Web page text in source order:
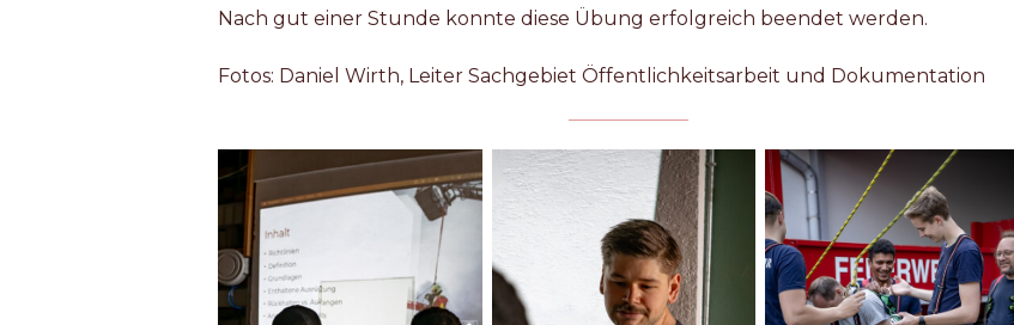
Nach gut einer Stunde konnte diese Übung erfolgreich beendet werden.
Fotos: Daniel Wirth, Leiter Sachgebiet Öffentlichkeitsarbeit und Dokumentation